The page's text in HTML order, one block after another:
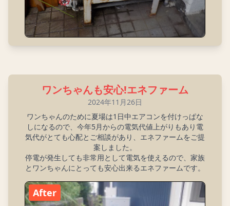
ワンちゃんも安心!エネファーム
2024年11月26日
ワンちゃんのために夏場は1日中エアコンを付けっぱな
しになるので、今年5月からの電気代値上がりもあり電
気代がとても心配とご相談があり、エネファームをご提
案しました。
停電が発生しても非常用として電気を使えるので、家族
とワンちゃんにとっても安心出来るエネファームです。
After